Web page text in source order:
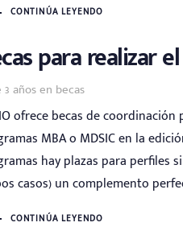
CONTINÚA LEYENDO
para realizar
3 añosen becas
ofrece becas de
MBA o MDSIC en la
hay plazas para perfiles
casos) un complemento
CONTINÚA LEYENDO